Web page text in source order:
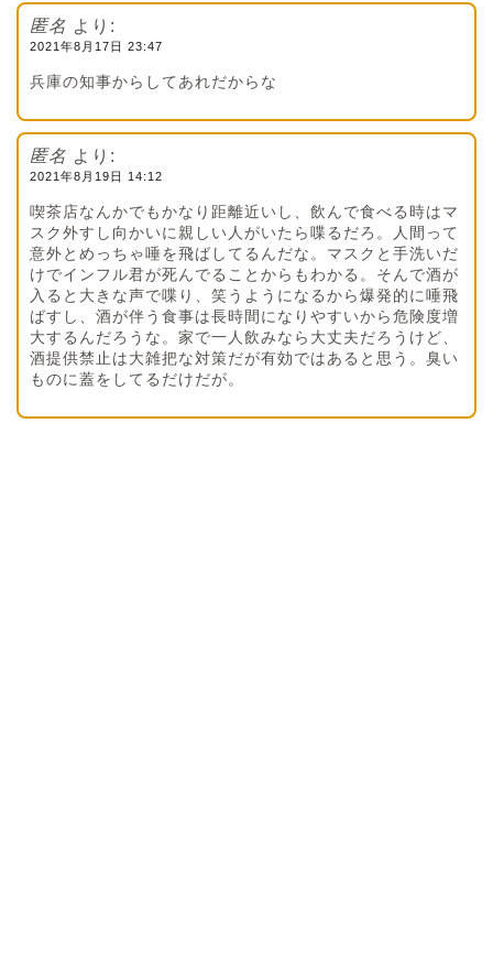
匿名 より:
2021年8月17日 23:47
兵庫の知事からしてあれだからな
匿名 より:
2021年8月19日 14:12
喫茶店なんかでもかなり距離近いし、飲んで食べる時はマ
スク外すし向かいに親しい人がいたら喋るだろ。人間って
意外とめっちゃ唾を飛ばしてるんだな。マスクと手洗いだ
けでインフル君が死んでることからもわかる。そんで酒が
入ると大きな声で喋り、笑うようになるから爆発的に唾飛
ばすし、酒が伴う食事は長時間になりやすいから危険度増
大するんだろうな。家で一人飲みなら大丈夫だろうけど、
酒提供禁止は大雑把な対策だが有効ではあると思う。臭い
ものに蓋をしてるだけだが。